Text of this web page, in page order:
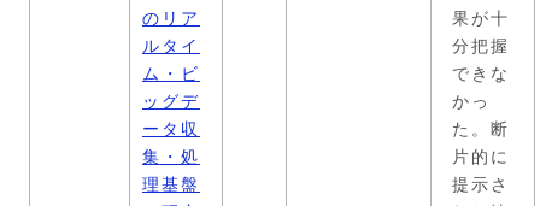
のリア
ルタイ
ム・ビ
ッグデ
ータ収
集・処
理基盤
果が十
分把握
できな
かっ
た。断
片的に
提示さ